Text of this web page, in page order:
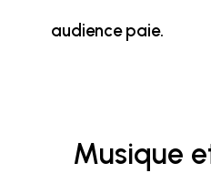
audience paie.
Musique